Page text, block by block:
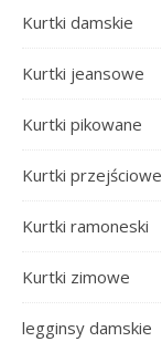
Kurtki damskie
Kurtki jeansowe
Kurtki pikowane
Kurtki przejściowe
Kurtki ramoneski
Kurtki zimowe
legginsy damskie